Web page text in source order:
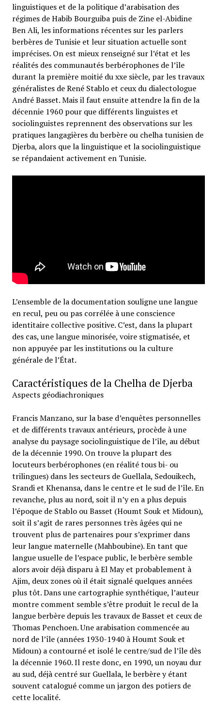
linguistiques et de la politique d’arabisation des
régimes de Habib Bourguiba puis de Zine el-Abidine
Ben Ali, les informations récentes sur les parlers
berbères de Tunisie et leur situation actuelle sont
imprécises. On est mieux renseigné sur l’état et les
réalités des communautés berbérophones de l’île
durant la première moitié du xxe siècle, par les travaux
généralistes de René Stablo et ceux du dialectologue
André Basset. Mais il faut ensuite attendre la fin de la
décennie 1960 pour que différents linguistes et
sociolinguistes reprennent des observations sur les
pratiques langagières du berbère ou chelha tunisien de
Djerba, alors que la linguistique et la sociolinguistique
se répandaient activement en Tunisie.
L’ensemble de la documentation souligne une langue
en recul, peu ou pas corrélée à une conscience
identitaire collective positive. C’est, dans la plupart
des cas, une langue minorisée, voire stigmatisée, et
non appuyée par les institutions ou la culture
générale de l’État.
Caractéristiques de la Chelha de Djerba
Aspects géodiachroniques
Francis Manzano, sur la base d’enquêtes personnelles
et de différents travaux antérieurs, procède à une
analyse du paysage sociolinguistique de l’île, au début
de la décennie 1990. On trouve la plupart des
locuteurs berbérophones (en réalité tous bi- ou
trilingues) dans les secteurs de Guellala, Sedouikech,
Srandi et Khenansa, dans le centre et le sud de l’île. En
revanche, plus au nord, soit il n’y en a plus depuis
l’époque de Stablo ou Basset (Houmt Souk et Midoun),
soit il s’agit de rares personnes très âgées qui ne
trouvent plus de partenaires pour s’exprimer dans
leur langue maternelle (Mahboubine). En tant que
langue usuelle de l’espace public, le berbère semble
alors avoir déjà disparu à El May et probablement à
Ajim, deux zones où il était signalé quelques années
plus tôt. Dans une cartographie synthétique, l’auteur
montre comment semble s’être produit le recul de la
langue berbère depuis les travaux de Basset et ceux de
Thomas Penchoen. Une arabisation commencée au
nord de l’île (années 1930-1940 à Houmt Souk et
Midoun) a contourné et isolé le centre/sud de l’île dès
la décennie 1960. Il reste donc, en 1990, un noyau dur
au sud, déjà centré sur Guellala, le berbère y étant
souvent catalogué comme un jargon des potiers de
cette localité.